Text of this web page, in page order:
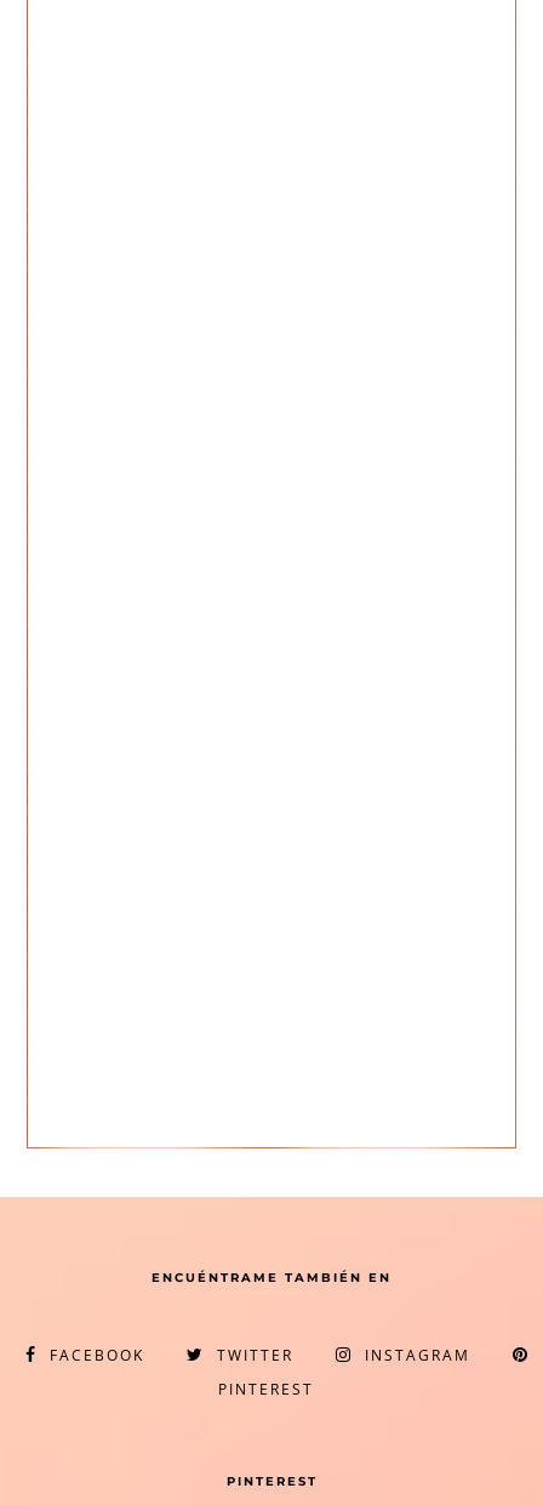
ENCUÉNTRAME TAMBIÉN EN
FACEBOOK TWITTER
INSTAGRAM
PINTEREST
PINTEREST